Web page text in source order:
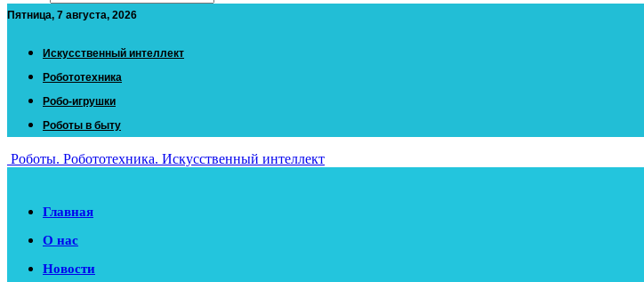
Пятница, 7 августа, 2026
Искусственный интеллект
Робототехника
Робо-игрушки
Роботы в быту
Роботы. Робототехника. Искусственный интеллект
Главная
О нас
Новости